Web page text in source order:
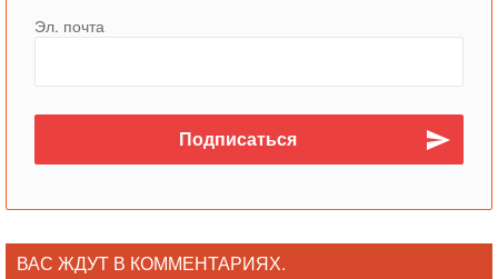
Эл. почта
ВАС ЖДУТ В КОММЕНТАРИЯХ.